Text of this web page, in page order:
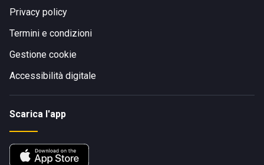
Privacy policy
Termini e condizioni
Gestione cookie
Accessibilità digitale
Scarica l'app